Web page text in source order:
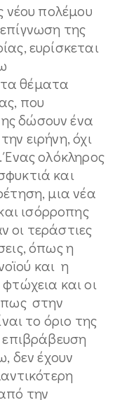
νέου πολέμου
της
ευρίσκεται
θέματα
που
δώσουν ένα
ειρήνη, όχι
Ένας ολόκληρος
και
μια νέα
ισόρροπης
οι τεράστιες
όπως η
και η
και οι
στην
το όριο της
επιβράβευση
δεν έχουν
την